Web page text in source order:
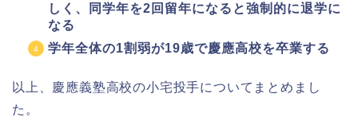
しく、同学年を2回留年になると強制的に退学に
なる
学年全体の1割弱が19歳で慶應高校を卒業する
以上、慶應義塾高校の小宅投手についてまとめまし
た。